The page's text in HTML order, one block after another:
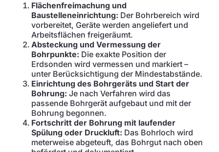
Flächenfreimachung und
Baustelleneinrichtung: Der Bohrbereich wird
vorbereitet, Geräte werden angeliefert und
Arbeitsflächen freigeräumt.
Absteckung und Vermessung der
Bohrpunkte: Die exakte Position der
Erdsonden wird vermessen und markiert –
unter Berücksichtigung der Mindestabstände.
Einrichtung des Bohrgeräts und Start der
Bohrung: Je nach Verfahren wird das
passende Bohrgerät aufgebaut und mit der
Bohrung begonnen.
Fortschritt der Bohrung mit laufender
Spülung oder Druckluft: Das Bohrloch wird
meterweise abgeteuft, das Bohrgut nach oben